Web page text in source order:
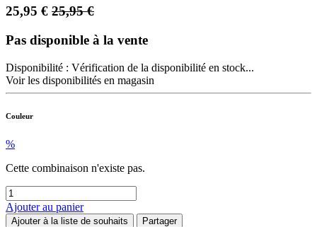
25,95 € 25,95€
Pas disponible à la vente
Disponibilité : Vérification de la disponibilité en stock...
Voir les disponibilités en magasin
Couleur
%
Cette combinaison n'existe pas.
Ajouter au panier
Ajouter à la liste de souhaits Partager